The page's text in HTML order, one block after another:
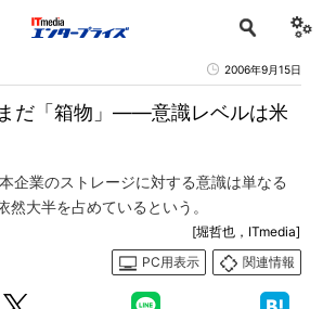
2006年9月15日
だ「箱物」――意識レベルは米
企業のストレージに対する意識は単なる
然大半を占めているという。
[堀哲也，ITmedia]
PC用表示
関連情報